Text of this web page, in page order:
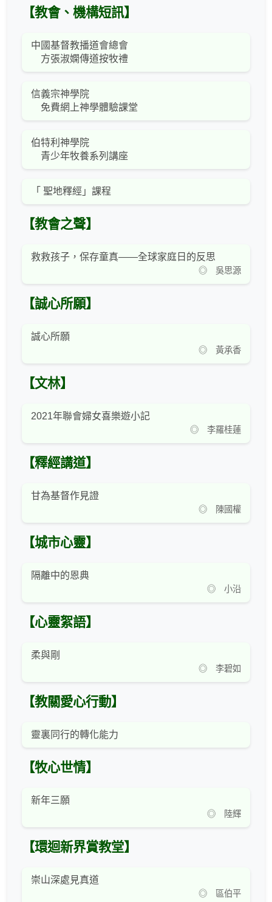
【教會、機構短訊】
中國基督教播道會總會
方張淑嫻傳道按牧禮
信義宗神學院
免費網上神學體驗課堂
伯特利神學院
青少年牧養系列講座
「 聖地釋經」課程
【教會之聲】
救救孩子，保存童真——全球家庭日的反思
◎ 吳思源
【誠心所願】
誠心所願
◎ 黃承香
【文林】
2021年聯會婦女喜樂遊小記
◎ 李羅桂蓮
【釋經講道】
甘為基督作見證
◎ 陳國權
【城市心靈】
隔離中的恩典
◎ 小沿
【心靈絮語】
柔與剛
◎ 李碧如
【教關愛心行動】
靈裏同行的轉化能力
【牧心世情】
新年三願
◎ 陸輝
【環迴新界賞教堂】
崇山深處見真道
◎ 區伯平